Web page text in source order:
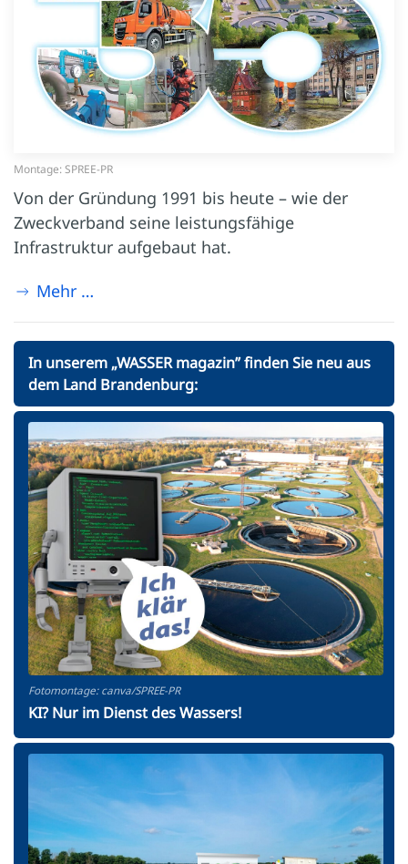
Montage: SPREE-PR
Von der Gründung 1991 bis heute – wie der
Zweckverband seine leistungsfähige
Infrastruktur aufgebaut hat.
Mehr …
In unserem „WASSER magazin” finden Sie neu aus
dem Land Brandenburg:
Fotomontage: canva/SPREE-PR
KI? Nur im Dienst des Wassers!